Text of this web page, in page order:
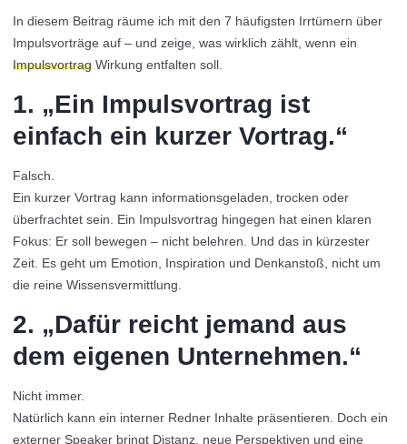
In diesem Beitrag räume ich mit den 7 häufigsten Irrtümern über
Impulsvorträge auf – und zeige, was wirklich zählt, wenn ein
Impulsvortrag Wirkung entfalten soll.
1. „Ein Impulsvortrag ist
einfach ein kurzer Vortrag.“
Falsch.
Ein kurzer Vortrag kann informationsgeladen, trocken oder
überfrachtet sein. Ein Impulsvortrag hingegen hat einen klaren
Fokus: Er soll bewegen – nicht belehren. Und das in kürzester
Zeit. Es geht um Emotion, Inspiration und Denkanstoß, nicht um
die reine Wissensvermittlung.
2. „Dafür reicht jemand aus
dem eigenen Unternehmen.“
Nicht immer.
Natürlich kann ein interner Redner Inhalte präsentieren. Doch ein
externer Speaker bringt Distanz, neue Perspektiven und eine